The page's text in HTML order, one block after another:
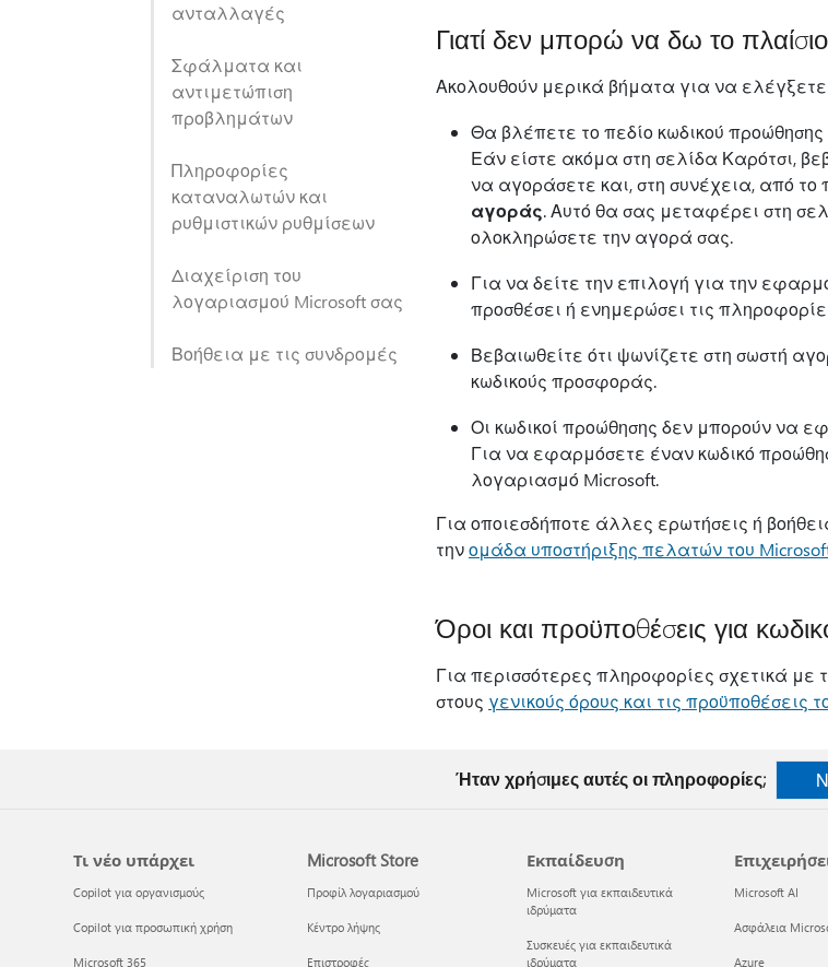
ανταλλαγές
Σφάλματα και
αντιμετώπιση
προβλημάτων
Πληροφορίες
καταναλωτών και
ρυθμιστικών ρυθμίσεων
Διαχείριση του
λογαριασμού Microsoft σας
Βοήθεια με τις συνδρομές
Γιατί δεν μπορώ να δω το
Ακολουθούν μερικά βήματα για να
Θα βλέπετε το πεδίο κωδικού
Εάν είστε ακόμα στη σελίδα Καρότσι,
να αγοράσετε και, στη συνέχεια, από
αγοράς. Αυτό θα σας μεταφέρει στη
ολοκληρώσετε την αγορά σας.
Για να δείτε την επιλογή για την
προσθέσει ή ενημερώσει τις
Βεβαιωθείτε ότι ψωνίζετε στη σωστή
κωδικούς προσφοράς.
Οι κωδικοί προώθησης δεν μπορούν να
Για να εφαρμόσετε έναν κωδικό
λογαριασμό Microsoft.
Για οποιεσδήποτε άλλες ερωτήσεις ή
τηνομάδα υποστήριξης πελατών του
Όροι και προϋποθέσεις για
Για περισσότερες πληροφορίες σχετικά με
στους γενικούς όρους και τις προϋποθέσεις
Ήταν χρήσιμες αυτές οι πληροφορίες;
Τι νέο υπάρχει
Copilot για οργανισμούς
Copilot για προσωπική χρήση
Microsoft 365
Microsoft Store
Προφίλ λογαριασμού
Κέντρο λήψης
Επιστροφές
Εκπαίδευση
Microsoft για εκπαιδευτικά
ιδρύματα
Συσκευές για εκπαιδευτικά
ιδρύματα
Microsoft AI
Ασφάλεια
Azure